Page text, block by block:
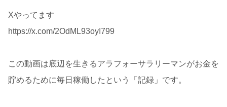
Xやってます
https://x.com/2OdML93oyI799
この動画は底辺を生きるアラフォーサラリーマンがお金を
貯めるために毎日稼働したという「記録」です。